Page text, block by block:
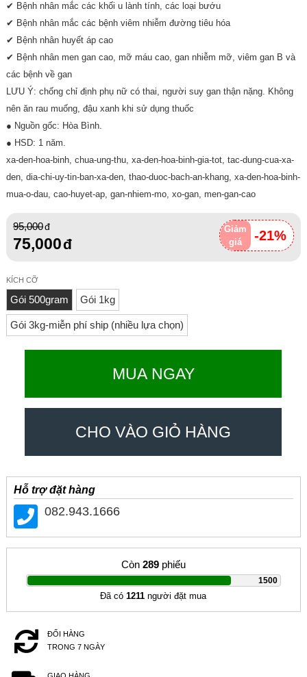
✔ Bệnh nhân mắc các khối u lành tính, các loại bướu
✔ Bệnh nhân mắc các bệnh viêm nhiễm đường tiêu hóa
✔ Bệnh nhân huyết áp cao
✔ Bệnh nhân men gan cao, mỡ máu cao, gan nhiễm mỡ, viêm gan B và
các bệnh về gan
LƯU Ý: chống chỉ định phụ nữ có thai, người suy gan thận nặng. Không
nên ăn rau muống, đậu xanh khi sử dụng thuốc
● Nguồn gốc: Hòa Bình.
● HSD: 1 năm.
xa-den-hoa-binh, chua-ung-thu, xa-den-hoa-binh-gia-tot, tac-dung-cua-xa-
den, dia-chi-uy-tin-ban-xa-den, thao-duoc-bach-an-khang, xa-den-hoa-binh-
mua-o-dau, cao-huyet-ap, gan-nhiem-mo, xo-gan, men-gan-cao
Giảm
giá
-21%
95,000
75,000
KÍCH CỠ
Gói 500gram Gói 1kg
Gói 3kg-miễn phí ship (nhiều lựa chọn)
MUA NGAY
CHO VÀO GIỎ HÀNG
Hỗ trợ đặt hàng
082.943.1666
Còn 289phiếu
1500
|
Đã có1211 người đặt mua
ĐỔI HÀNG
TRONG 7 NGÀY